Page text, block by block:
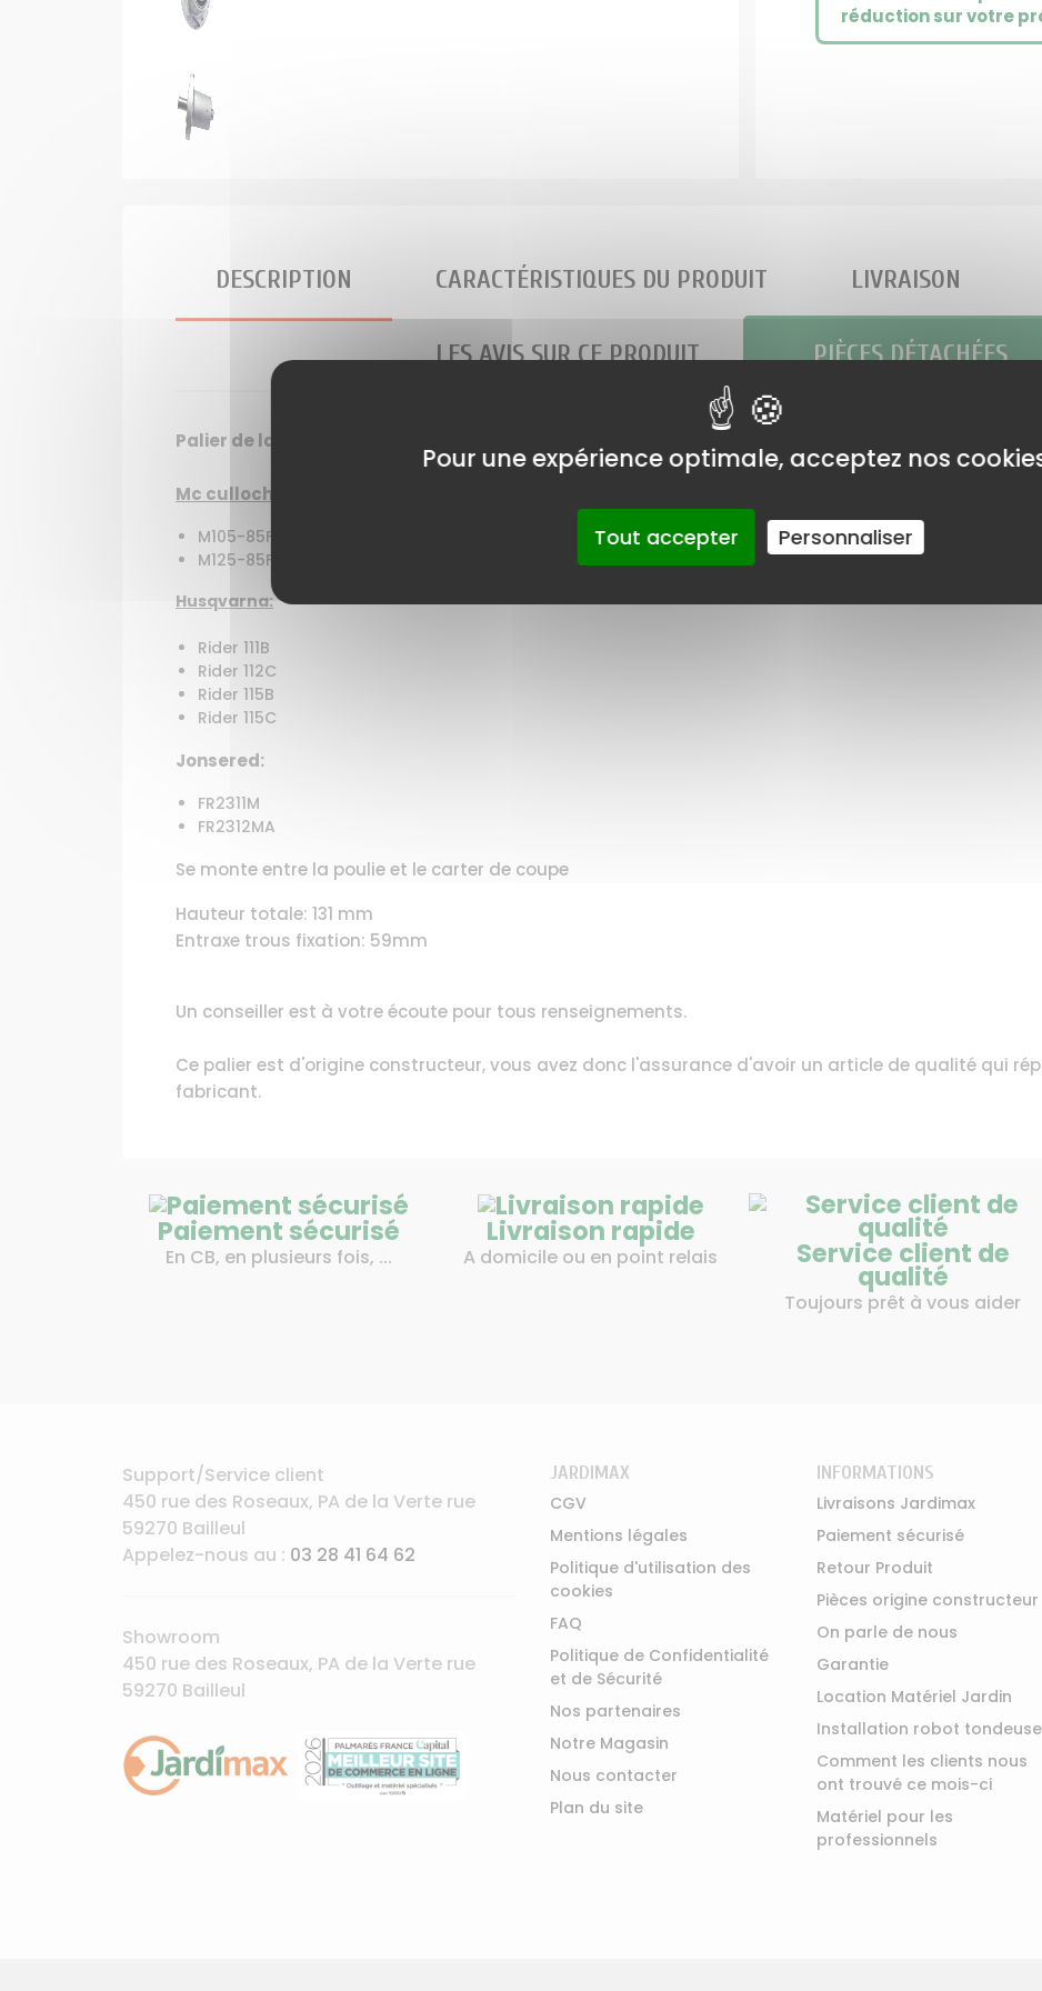
réduction sur votre
DESCRIPTION CARACTÉRISTIQUES DU PRODUIT LIVRAISON
LES AVIS SUR CE PRODUIT PIÈCES DÉTACHÉES
Palier de lame tracteur tondeuse coupe frontale
Mc culloch:
M105-85F
M125-85FH
Husqvarna:
Rider 111B
Rider 112C
Rider 115B
Rider 115C
Jonsered:
FR2311M
FR2312MA
Se monte entre la poulie et le carter de coupe
Hauteur totale: 131 mm
Entraxe trous fixation: 59mm
Un conseiller est à votre écoute pour tous renseignements.
Ce palier est d'origine constructeur, vous avez donc l'assurance d'avoir un article de qualité qui
fabricant.
Paiement sécurisé
En CB, en plusieurs fois, ...
Livraison rapide
A domicile ou en point relais Service client de
qualité
Toujours prêt à vous aider
Support/Service client
450 rue des Roseaux, PA de la Verte rue
59270 Bailleul
Appelez-nous au : 03 28 41 64 62
Showroom
450 rue des Roseaux, PA de la Verte rue
59270 Bailleul
JARDIMAX
CGV
Mentions légales
Politique d'utilisation des
cookies
FAQ
Politique de Confidentialité
et de Sécurité
Nos partenaires
Notre Magasin
Nous contacter
Plan du site
INFORMATIONS
Livraisons Jardimax
Paiement sécurisé
Retour Produit
Pièces origine constructeur
On parle de nous
Garantie
Location Matériel Jardin
Installation robot tondeuse
Comment les clients nous
ont trouvé ce mois-ci
Matériel pour les
professionnels
Pour une expérience optimale, acceptez nos
Tout accepter Personnaliser